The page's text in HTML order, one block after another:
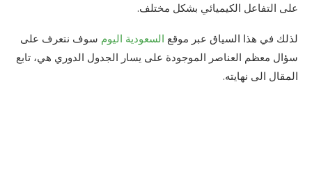
على التفاعل الكيميائي بشكل مختلف.
لذلك في هذا السياق عبر موقع السعودية اليوم سوف نتعرف على
سؤال معظم العناصر الموجودة على يسار الجدول الدوري هي، تابع
المقال الى نهايته.